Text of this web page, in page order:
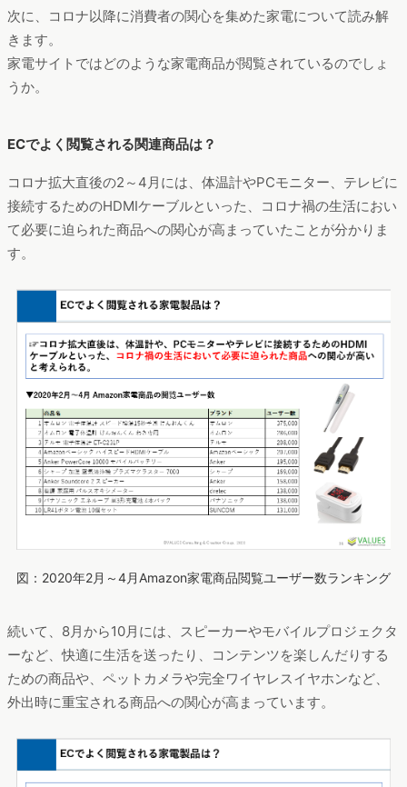
次に、コロナ以降に消費者の関心を集めた家電について読み解
きます。
家電サイトではどのような家電商品が閲覧されているのでしょ
うか。
ECでよく閲覧される関連商品は？
コロナ拡大直後の2～4月には、体温計やPCモニター、テレビに
接続するためのHDMIケーブルといった、コロナ禍の生活におい
て必要に迫られた商品への関心が高まっていたことが分かりま
す。
図：2020年2月～4月Amazon家電商品閲覧ユーザー数ランキング
続いて、8月から10月には、スピーカーやモバイルプロジェクタ
ーなど、快適に生活を送ったり、コンテンツを楽しんだりする
ための商品や、ペットカメラや完全ワイヤレスイヤホンなど、
外出時に重宝される商品への関心が高まっています。